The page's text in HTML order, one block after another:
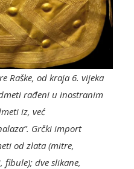
Raške, od kraja 6. vijeka
rađeni u inostranim
iz, već
Grčki import
od zlata (mitre,
fibule); dve slikane,